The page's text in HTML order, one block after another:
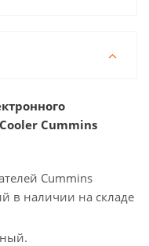
Cummins
Cummins
в наличии на складе